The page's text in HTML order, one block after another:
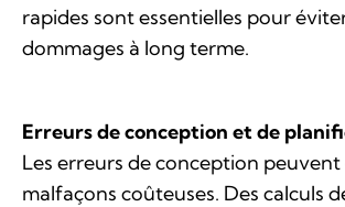
rapides sont essentielles pour
dommages à long terme.
Erreurs de conception et de
Les erreurs de conception
malfaçons coûteuses. Des calculs